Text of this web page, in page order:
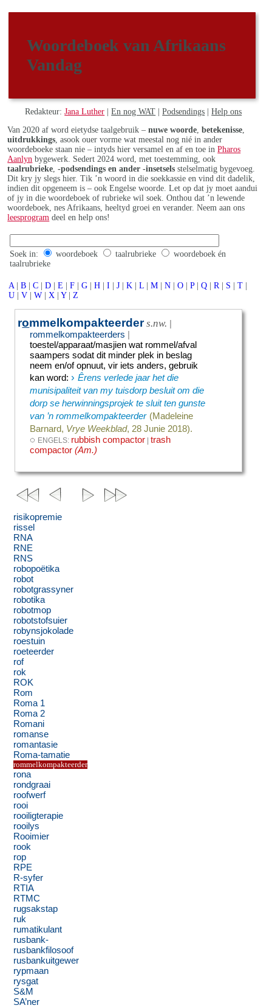
Woordeboek van Afrikaans
Vandag
Redakteur:Jana Luther |En nog WAT |Podsendings |Help ons
Van 2020 af word eietydse taalgebruik –nuwe woorde ,betekenisse
uitdrukkings , asook ouer vorme wat meestal nog nié in ander
woordeboeke staan nie – intyds hier versamel en af en toe inPharos
Aanlyn bygewerk. Sedert 2024 word, met toestemming, ook
taalrubrieke ,-podsendings en ander -insetsels stelselmatig bygevoeg.
Dit kry jy slegs hier. Tik ’n woord in die soekkassie en vind dit dadelik,
indien dit opgeneem is – ook Engelse woorde. Let op dat jy moet aandui
of jy in die woordeboek of rubrieke wil soek. Onthou dat ’n lewende
woordeboek, nes Afrikaans, heeltyd groei en verander. Neem aan ons
leesprogram deel en help ons!
Soek in: woordeboek taalrubrieke
woordeboek én
taalrubrieke
A | B | C | D | E | F | G | H | I | J | K | L | M | N | O | P | Q | R | S | T |
U | V | W | X | Y | Z
rommelkompakteerder s.nw. |
rommelkompakteerders |
toestel/apparaat/masjien wat rommel/afval
saampers sodat dit minder plek in beslag
neem en/of opnuut, vir iets anders, gebruik
kan word:› Êrens verlede jaar het die
munisipaliteit van my tuisdorp besluit om die
dorp se herwinningsprojek te sluit ten gunste
van ’n rommelkompakteerder (Madeleine
Barnard, Vrye Weekblad, 28 Junie 2018).
◌ ENGELS: rubbish compactor |trash
compactor(Am.)
risikopremie
rissel
RNA
RNE
RNS
robopoëtika
robot
robotgrassyner
robotika
robotmop
robotstofsuier
robynsjokolade
roestuin
roeteerder
rof
rok
ROK
Rom
Roma 1
Roma 2
Romani
romanse
romantasie
Roma-tamatie
rommelkompakteerder
rona
rondgraai
roofwerf
rooi
rooiligterapie
rooilys
Rooimier
rook
rop
RPE
R-syfer
RTIA
RTMC
rugsakstap
ruk
rumatikulant
rusbank-
rusbankfilosoof
rusbankuitgewer
rypmaan
rysgat
S&M
SA’ner